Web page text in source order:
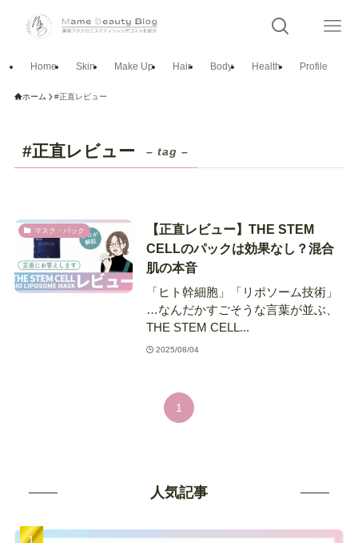
Home Skin Make Up Hair Body Health Profile
ホーム #正直レビュー
#正直レビュー – tag –
マスク・パック
【正直レビュー】THE STEM
CELLのパックは効果なし？混合
肌の本音
「ヒト幹細胞」「リポソーム技術」
…なんだかすごそうな言葉が並ぶ、
THE STEM CELL...
2025/08/04
1
人気記事